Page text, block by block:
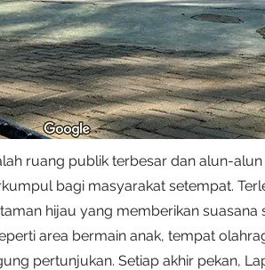
ruang publik terbesar dan alun-
bagi masyarakat setempat.
hijau yang memberikan suasana
area bermain anak, tempat
pertunjukan. Setiap akhir pekan,